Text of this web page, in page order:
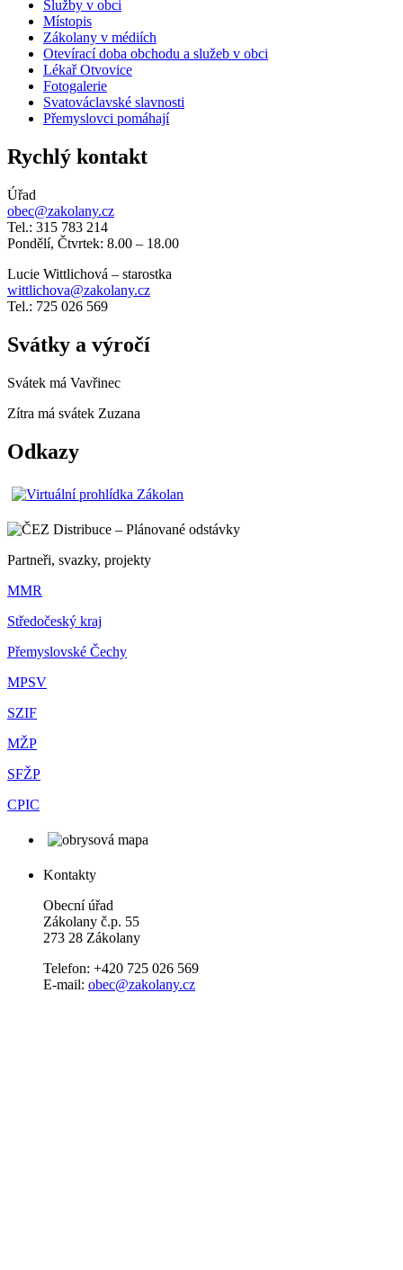
Služby v obci
Místopis
Zákolany v médiích
Otevírací doba obchodu a služeb v obci
Lékař Otvovice
Fotogalerie
Svatováclavské slavnosti
Přemyslovci pomáhají
Rychlý kontakt
Úřad
obec@zakolany.cz
Tel.: 315 783 214
Pondělí, Čtvrtek: 8.00 – 18.00
Lucie Wittlichová – starostka
wittlichova@zakolany.cz
Tel.: 725 026 569
Svátky a výročí
Svátek má Vavřinec
Zítra má svátek Zuzana
Odkazy
Partneři, svazky, projekty
MMR
Středočeský kraj
Přemyslovské Čechy
MPSV
SZIF
MŽP
SFŽP
CPIC
Kontakty
Obecní úřad
Zákolany č.p. 55
273 28 Zákolany
Telefon: +420 725 026 569
E-mail: obec@zakolany.cz